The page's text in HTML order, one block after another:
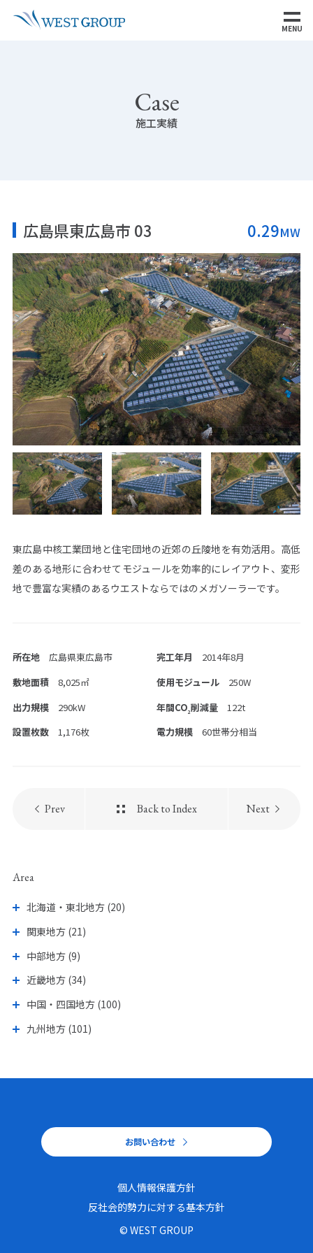
MENU
SITE MAP
ウエストグループについて
グループ情報
企業情報
サステナビリティ
環境活動
社会活動
ガバナンス
事業領域
再生可能エネルギー事業
省エネ事業
グリーン電力事業
CS事業
海外事業
施工実績
ニュース
トップメッセージ
IRニュース IRカレンダー
決算短信
有価証券報告書
株主総会 株式情報
電子公告
事業計画
IRポリシー・免責事項
PICK UP PAGE
個人情報保護方針
反社会的勢力に対する基本方針
Case
施工実績
広島県東広島市 03 0.29MW
東広島中核工業団地と住宅団地の近郊の丘陵地を有効活用。高低
差のある地形に合わせてモジュールを効率的にレイアウト、変形
地で豊富な実績のあるウエストならではのメガソーラーです。
所在地 広島県東広島市 完工年月
2014年8月
敷地面積
8,025㎡ 使用モジュール
250W
出力規模
290kW 年間CO2削減量
122t
設置枚数
1,176枚 電力規模 60世帯分相当
Prev Back to Index Next
Area
北海道・東北地方 (20)
関東地方 (21)
中部地方 (9)
近畿地方 (34)
中国・四国地方 (100)
九州地方 (101)
お問い合わせ
個人情報保護方針
反社会的勢力に対する基本方針
© WEST GROUP